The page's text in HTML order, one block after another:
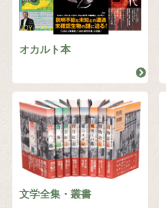
オカルト本
文学全集・叢書